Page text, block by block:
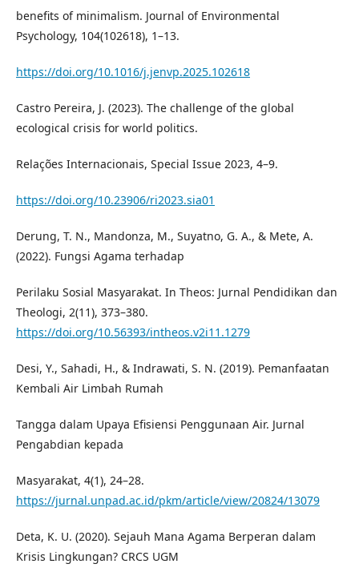
benefits of minimalism. Journal of Environmental
Psychology, 104(102618), 1–13.
https://doi.org/10.1016/j.jenvp.2025.102618
Castro Pereira, J. (2023). The challenge of the global
ecological crisis for world politics.
Relações Internacionais, Special Issue 2023, 4–9.
https://doi.org/10.23906/ri2023.sia01
Derung, T. N., Mandonza, M., Suyatno, G. A., & Mete, A.
(2022). Fungsi Agama terhadap
Perilaku Sosial Masyarakat. In Theos: Jurnal Pendidikan dan
Theologi, 2(11), 373–380.
https://doi.org/10.56393/intheos.v2i11.1279
Desi, Y., Sahadi, H., & Indrawati, S. N. (2019). Pemanfaatan
Kembali Air Limbah Rumah
Tangga dalam Upaya Efisiensi Penggunaan Air. Jurnal
Pengabdian kepada
Masyarakat, 4(1), 24–28.
https://jurnal.unpad.ac.id/pkm/article/view/20824/13079
Deta, K. U. (2020). Sejauh Mana Agama Berperan dalam
Krisis Lingkungan? CRCS UGM